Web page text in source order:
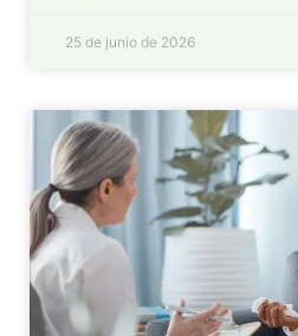
25 de junio de 2026